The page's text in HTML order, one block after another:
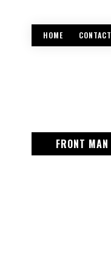
HOME CONTACT
FRONT MAN